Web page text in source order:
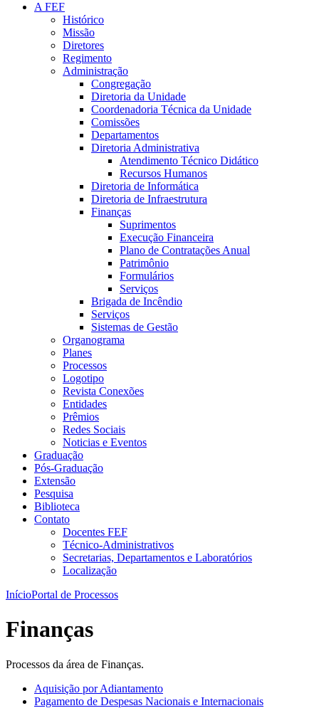
A FEF
Histórico
Missão
Diretores
Regimento
Administração
Congregação
Diretoria da Unidade
Coordenadoria Técnica da Unidade
Comissões
Departamentos
Diretoria Administrativa
Atendimento Técnico Didático
Recursos Humanos
Diretoria de Informática
Diretoria de Infraestrutura
Finanças
Suprimentos
Execução Financeira
Plano de Contratações Anual
Patrimônio
Formulários
Serviços
Brigada de Incêndio
Serviços
Sistemas de Gestão
Organograma
Planes
Processos
Logotipo
Revista Conexões
Entidades
Prêmios
Redes Sociais
Noticias e Eventos
Graduação
Pós-Graduação
Extensão
Pesquisa
Biblioteca
Contato
Docentes FEF
Técnico-Administrativos
Secretarias, Departamentos e Laboratórios
Localização
InícioPortal de Processos
Finanças
Processos da área de Finanças.
Aquisição por Adiantamento
Pagamento de Despesas Nacionais e Internacionais